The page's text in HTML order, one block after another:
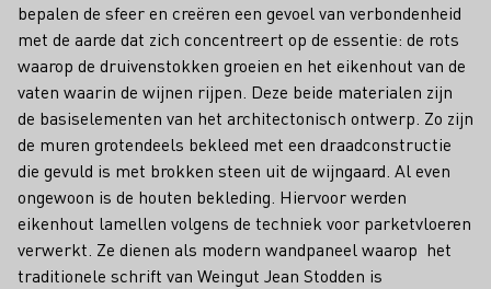
bepalen de sfeer en creëren een gevoel van verbondenheid
met de aarde dat zich concentreert op de essentie: de rots
waarop de druivenstokken groeien en het eikenhout van de
vaten waarin de wijnen rijpen. Deze beide materialen zijn
de basiselementen van het architectonisch ontwerp. Zo zijn
de muren grotendeels bekleed met een draadconstructie
die gevuld is met brokken steen uit de wijngaard. Al even
ongewoon is de houten bekleding. Hiervoor werden
eikenhout lamellen volgens de techniek voor parketvloeren
verwerkt. Ze dienen als modern wandpaneel waarop het
traditionele schrift van Weingut Jean Stodden is